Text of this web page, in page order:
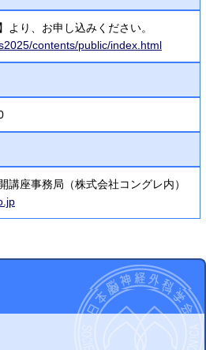
より、お申し込みください。
contents/public/index.html
講座事務局（株式会社コングレ内）